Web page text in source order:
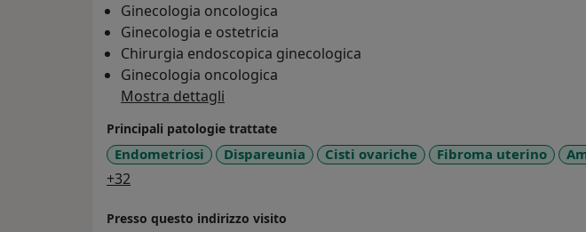
Ginecologia oncologica
Ginecologia e ostetricia
Chirurgia endoscopica ginecologica
Ginecologia oncologica
Mostra dettagli
Principali patologie trattate
Endometriosi Dispareunia Cisti ovariche Fibroma uterino
+32
Presso questo indirizzo visito